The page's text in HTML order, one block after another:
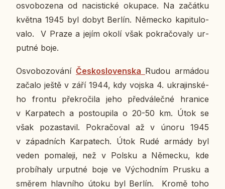
osvo­bo­ze­na od na­cis­tic­ké oku­pa­ce. Na za­čát­ku
května 1945 byl dobyt Berlín. Ně­mec­ko ka­pi­tu­lo­
va­lo. V Praze a jejím okolí však po­kra­čo­va­ly ur­
put­né boje.
Osvo­bo­zo­vá­ní Čes­ko­slo­ven­ska Rudou ar­má­dou
začalo ještě v září 1944, kdy vojska 4. ukra­jin­ské­
ho frontu pře­kro­či­la jeho před­vá­leč­né hra­ni­ce
v Kar­pa­tech a po­stou­pi­la o 20-50 km. Útok se
však po­za­sta­vil. Po­kra­čo­val až v únoru 1945
v zá­pad­ních Kar­pa­tech. Útok Rudé armády byl
veden po­ma­le­ji, než v Polsku a Ně­mec­ku, kde
pro­bí­ha­ly ur­put­né boje ve Vý­chod­ním Prusku a
směrem hlav­ní­ho útoku byl Berlín. Kromě toho